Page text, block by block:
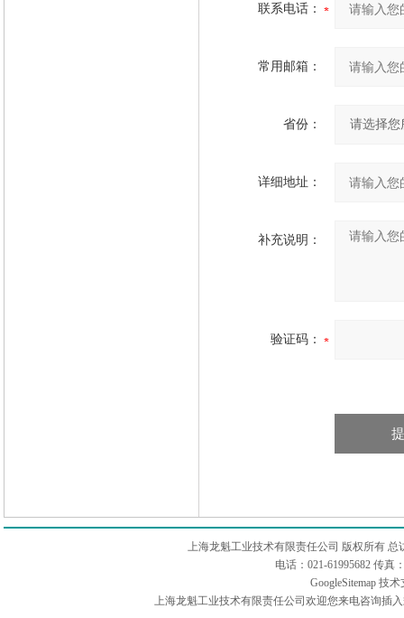
联系电话：
常用邮箱：
省份：
详细地址：
补充说明：
验证码：
上海龙魁工业技术有限责任公司 版权所有 总
电话：021-61995682 传真
GoogleSitemap技术
上海龙魁工业技术有限责任公司欢迎您来电咨询插